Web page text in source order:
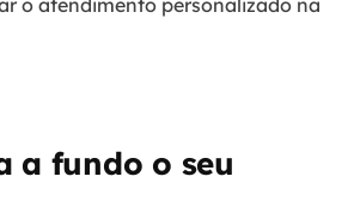
o atendimento personalizado na
a fundo o seu